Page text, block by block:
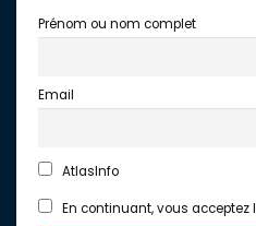
Prénom ou nom complet
Email
AtlasInfo
En continuant, vous